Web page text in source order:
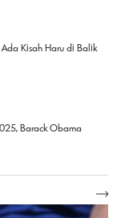
Kisah Haru di Balik
Barack Obama